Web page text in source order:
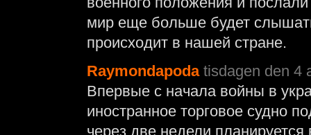
мир еще больше будет
происходит в нашей стране.
Raymondapoda tisdagen den 4
Впервые с начала войны в
иностранное торговое судно
через две недели